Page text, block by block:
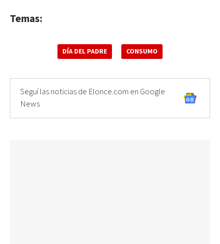
Temas:
DÍA DEL PADRE CONSUMO
Seguí las noticias de Elonce.com en Google
News